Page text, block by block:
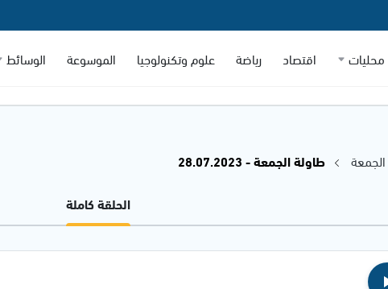
محليات اقتصاد رياضة علوم وتكنولوجيا الموسوعة الوسائط
طاولة الجمعة - 28.07.2023
الحلقة كاملة